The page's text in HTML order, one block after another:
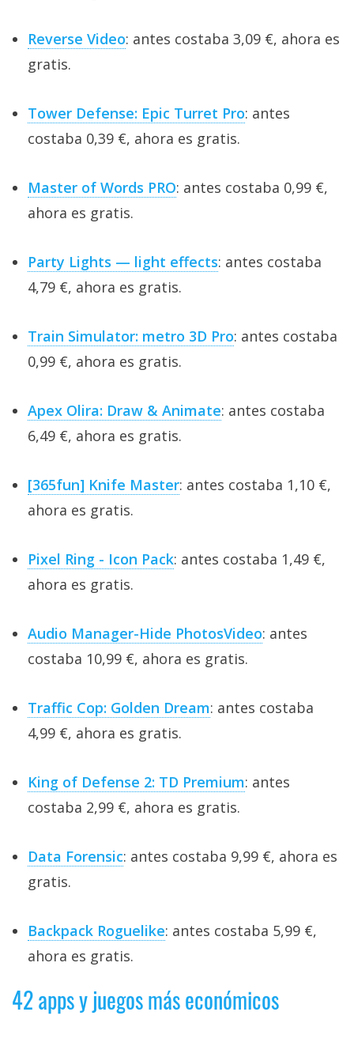
Reverse Video: antes costaba 3,09 €, ahora es
gratis.
Tower Defense: Epic Turret Pro: antes
costaba 0,39 €, ahora es gratis.
Master of Words PRO: antes costaba 0,99 €,
ahora es gratis.
Party Lights — light effects: antes costaba
4,79 €, ahora es gratis.
Train Simulator: metro 3D Pro: antes costaba
0,99 €, ahora es gratis.
Apex Olira: Draw & Animate: antes costaba
6,49 €, ahora es gratis.
[365fun] Knife Master: antes costaba 1,10 €,
ahora es gratis.
Pixel Ring - Icon Pack: antes costaba 1,49 €,
ahora es gratis.
Audio Manager-Hide PhotosVideo: antes
costaba 10,99 €, ahora es gratis.
Traffic Cop: Golden Dream: antes costaba
4,99 €, ahora es gratis.
King of Defense 2: TD Premium: antes
costaba 2,99 €, ahora es gratis.
Data Forensic: antes costaba 9,99 €, ahora es
gratis.
Backpack Roguelike: antes costaba 5,99 €,
ahora es gratis.
42 apps y juegos más económicos